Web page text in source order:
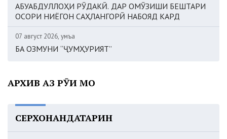
АБУАБДУЛЛОҲИ РӮДАКӢ. ДАР ОМӮЗИШИ БЕШТАРИ
ОСОРИ НИЁГОН САҲЛАНГОРӢ НАБОЯД КАРД
07 август 2026, Ҷумъа
БА ОЗМУНИ “ҶУМҲУРИЯТ”
АРХИВ АЗ РӮИ МОҲ
СЕРХОНАНДАТАРИН